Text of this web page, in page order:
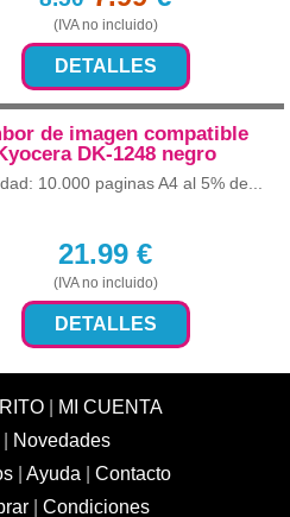
(IVA no incluido)
DETALLES
de imagen compatible
DK-1248 negro
10.000 paginas A4 al 5% de...
21.99 €
(IVA no incluido)
DETALLES
|
MI CUENTA
Novedades
| Ayuda
Contacto
| Condiciones